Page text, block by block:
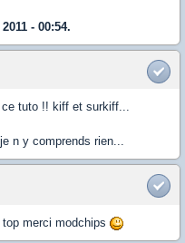
- 00:54.
tuto !! kiff et surkiff...
n y comprends rien...
merci modchips